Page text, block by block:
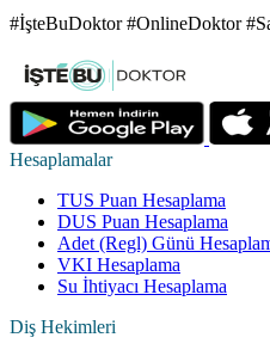
#İşteBuDoktor #OnlineDoktor
Hesaplamalar
TUS Puan Hesaplama
DUS Puan Hesaplama
Adet (Regl) Günü
VKI Hesaplama
Su İhtiyacı Hesaplama
Diş Hekimleri